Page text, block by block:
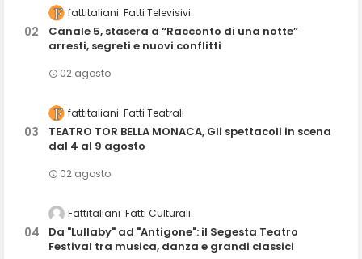
fattitaliani Fatti Televisivi
Canale 5, stasera a “Racconto di una notte”
arresti, segreti e nuovi conflitti
02 agosto
fattitaliani Fatti Teatrali
TEATRO TOR BELLA MONACA, Gli spettacoli in scena
dal 4 al 9 agosto
02 agosto
Fattitaliani Fatti Culturali
Da "Lullaby" ad "Antigone": il Segesta Teatro
Festival tra musica, danza e grandi classici